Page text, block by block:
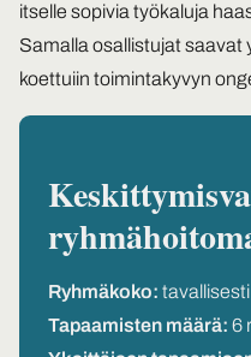
itselle sopivia työkaluja
Samalla osallistujat saavat
koettuiin toimintakyvyn
Ryhmäkoko:
Tapaamisten määrä: 6